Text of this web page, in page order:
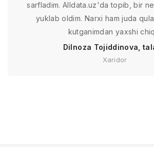
sarfladim. Alldata.uz'da topib, bir
yuklab oldim. Narxi ham juda
kutganimdan yaxshi
Dilnoza Tojiddinova,
Xaridor